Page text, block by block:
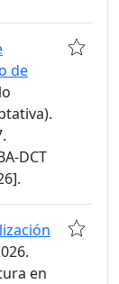
de
DCT
en